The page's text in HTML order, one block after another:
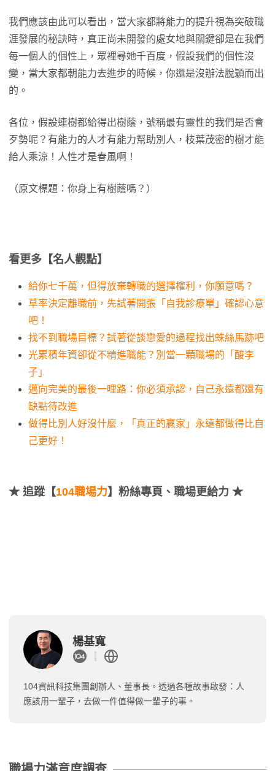
我們應該由此可以看出，當大家都將能力的提升視為突破職
涯發展的秘訣時，真正尚未開發的處女地與關鍵卻是在我們
每一個人的個性上，眾裡尋她千百度，假設我們的個性沒
變，當大家都朝能力去進步的時候，你還是沒辦法脫穎而出
的。
各位，假設連樹都給得出樹蔭，號稱最有靈性的我們是否會
歹勢呢？有能力的人才有能力幫助別人，枝葉茂密的樹才能
給人乘涼！人性才是春風啊！
（原文標題：你身上有樹蔭嗎？）
看更多【名人觀點】
給你七千萬，但得放棄轉職的選擇權利，你願意嗎？
草率決定離職前，先試著開張「自我診療單」確認心意
吧！
找不到職場目標？試著從談戀愛的過程找出蛛絲馬跡吧
光累積年資卻從不精進職能？別當一顆職場的「酸李
子」
邁向完美的最後一哩路：你必須承認，自己永遠都還有
缺點待改進
做得比別人好沒什麼，「真正的贏家」永遠都做得比自
己更好！
★ 追蹤【104職場力】粉絲專頁、職場更給力 ★
楊基寬
104資訊科技集團創辦人、董事長。透過各種故事啟發：人
應該用一輩子，去做一件值得做一輩子的事。